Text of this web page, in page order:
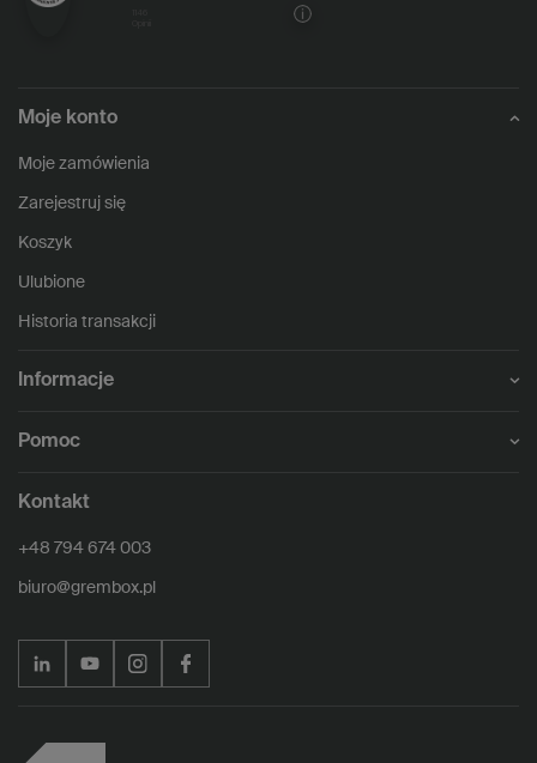
Moje konto
Moje zamówienia
Zarejestruj się
Koszyk
Ulubione
Historia transakcji
Informacje
Pomoc
Kontakt
+48 794 674 003
biuro@grembox.pl